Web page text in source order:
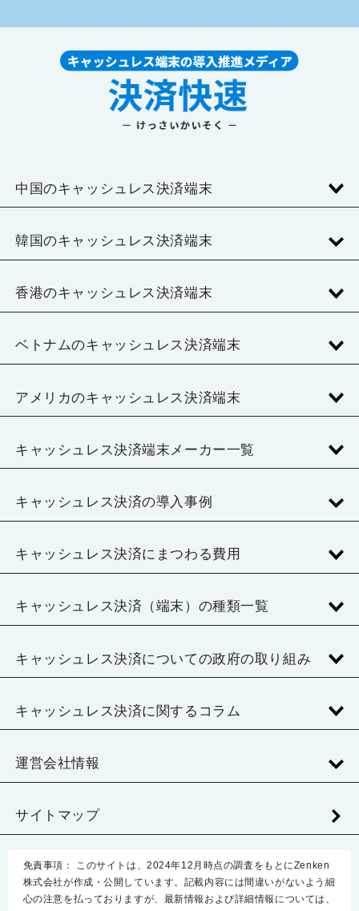
中国のキャッシュレス決済端末
韓国のキャッシュレス決済端末
香港のキャッシュレス決済端末
ベトナムのキャッシュレス決済端末
アメリカのキャッシュレス決済端末
キャッシュレス決済端末メーカー一覧
キャッシュレス決済の導入事例
キャッシュレス決済にまつわる費用
キャッシュレス決済（端末）の種類一覧
キャッシュレス決済についての政府の取り組み
キャッシュレス決済に関するコラム
運営会社情報
サイトマップ
免責事項：
このサイトは、2024年12月時点の調査をもとにZenken
株式会社が作成・公開しています。記載内容には間違いがないよう細
心の注意を払っておりますが、最新情報および詳細情報については、